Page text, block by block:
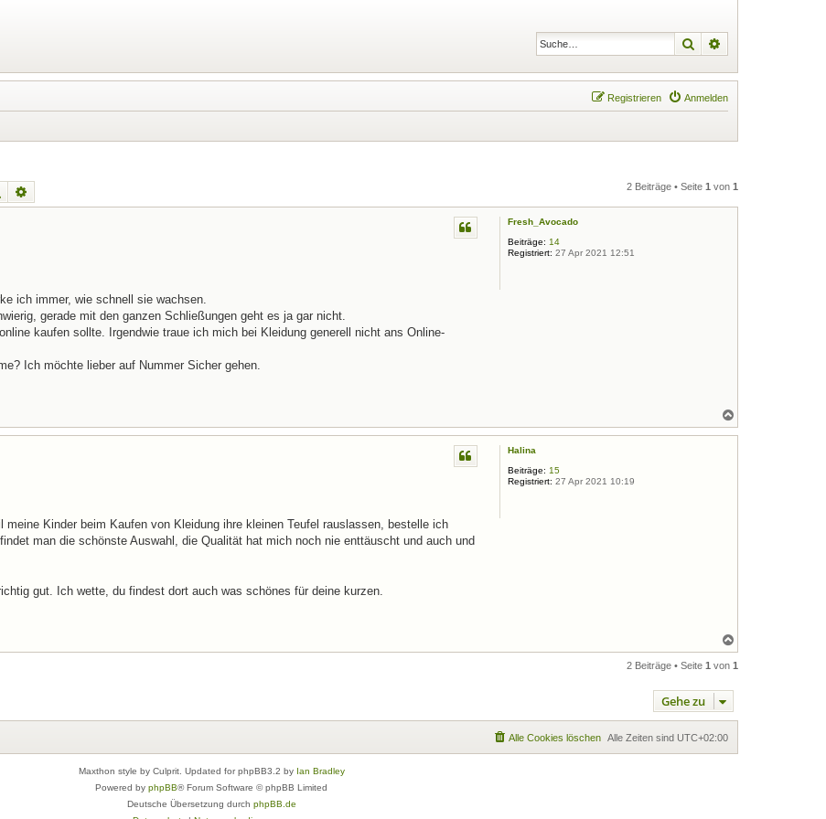
Suche
Anmelden
Registrieren
Suche 2 Beiträge • Seite 1 von 1
Fresh_Avocado
Beiträge: 14
Registriert: 27 Apr 2021 12:51
ich immer, wie schnell sie wachsen.
gerade mit den ganzen Schließungen geht es ja gar nicht.
kaufen sollte. Irgendwie traue ich mich bei Kleidung generell nicht ans Online-
Ich möchte lieber auf Nummer Sicher gehen.
a
c
Halina
Beiträge: 15
Registriert: 27 Apr 2021 10:19
Kinder beim Kaufen von Kleidung ihre kleinen Teufel rauslassen, bestelle ich
man die schönste Auswahl, die Qualität hat mich noch nie enttäuscht und auch und
gut. Ich wette, du findest dort auch was schönes für deine kurzen.
a
c
2 Beiträge • Seite 1 von 1
Gehe zu
Alle Zeiten sind UTC+02:00
Alle Cookies löschen
Maxthon style by Culprit. Updated for phpBB3.2 by Ian Bradley
Powered by phpBB® Forum Software © phpBB Limited
Deutsche Übersetzung durch phpBB.de